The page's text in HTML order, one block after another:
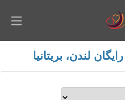
لندن، بریتانیا